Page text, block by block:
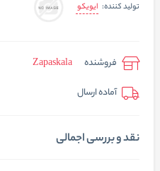
تولید کننده: ایویکو
فروشنده
Zapaskala
آماده ارسال
نقد و بررسی اجمالی